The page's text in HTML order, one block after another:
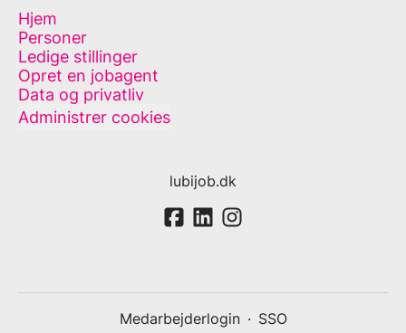
Hjem
Personer
Ledige stillinger
Opret en jobagent
Data og privatliv
Administrer cookies
lubijob.dk
Medarbejderlogin · SSO